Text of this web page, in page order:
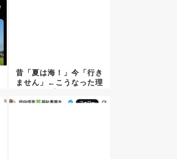
昔「夏は海！」今「行き
ません」←こうなった理